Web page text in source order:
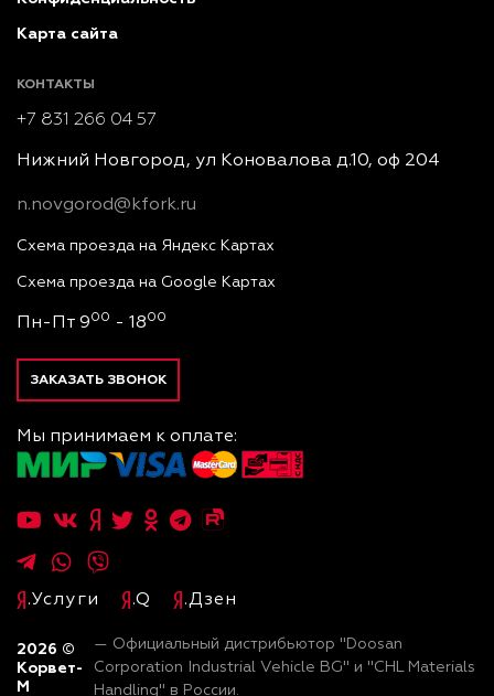
Карта сайта
КОНТАКТЫ
+7 831 266 04 57
Нижний Новгород, ул Коновалова д.10, оф 204
n.novgorod@kfork.ru
Схема проезда на Яндекс Картах
Схема проезда на Google Картах
Пн-Пт 900 - 1800
ЗАКАЗАТЬ ЗВОНОК
Мы принимаем к оплате:
.Услуги .Q .Дзен
2026 ©
Корвет-
М
— Официальный дистрибьютор "Doosan
Corporation Industrial Vehicle BG" и "CHL Materials
Handling" в России.